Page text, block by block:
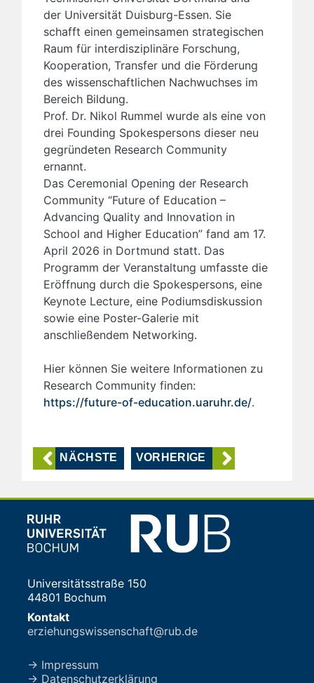
der Universität Duisburg-Essen. Sie
schafft einen gemeinsamen strategischen
Raum für interdisziplinäre Forschung,
Kooperation, Transfer und die Förderung
des wissenschaftlichen Nachwuchses im
Bereich Bildung.
Prof. Dr. Nikol Rummel wurde als eine von
drei Founding Spokespersons dieser neu
gegründeten Research Community
ernannt.
Das Ceremonial Opening der Research
Community “Future of Education –
Advancing Quality and Innovation in
School and Higher Education” fand am 17.
April 2026 in Dortmund statt. Das
Programm der Veranstaltung umfasste die
Eröffnung durch die Spokespersons, eine
Keynote Lecture, eine Podiumsdiskussion
sowie eine Poster-Galerie mit
anschließendem Networking.
Hier können Sie weitere Informationen zu
Research Community finden:
https://future-of-education.uaruhr.de/.
NÄCHSTE VORHERIGE
Universitätsstraße 150
44801 Bochum
Kontakt
erziehungswissenschaft@rub.de
→ Impressum
→ Datenschutzerklärung